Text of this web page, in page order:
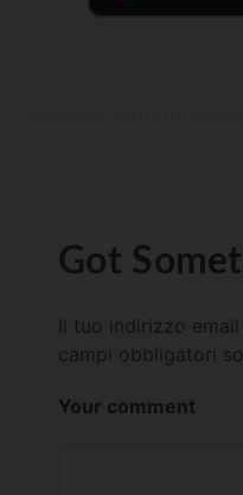
Got
Il tuo indirizzo
campi obbligatori
Your comment